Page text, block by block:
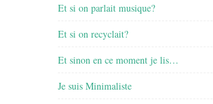
Et si on parlait musique?
Et si on recyclait?
Et sinon en ce moment je lis…
Je suis Minimaliste